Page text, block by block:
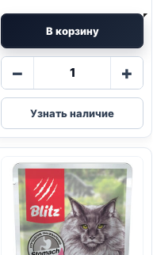
В корзину
−
Количество
Blitz
(СТЕРИЛ.,
КРОЛИК,
85г
+
Узнать наличие